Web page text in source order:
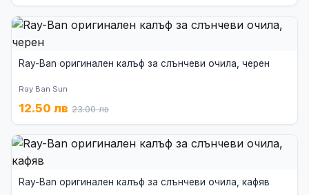
Ray-Ban оригинален калъф за слънчеви очила, черен
Ray Ban Sun
12.50 лв 23.00 лв
Ray-Ban оригинален калъф за слънчеви очила, кафяв